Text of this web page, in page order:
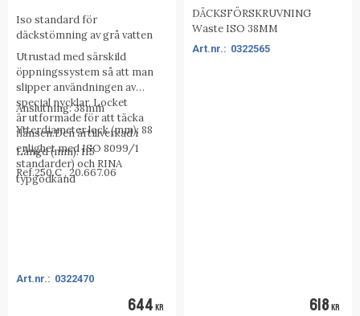
Iso standard för
däckstömning av grå vatten
Utrustad med särskild
öppningssystemså att man
slipperanvändningenav
special nycklar. Locket
ärutformade för att täcka
flänsen.Den ärtillverkad i
enlighet med ISO 8099/1
standarder) och RINA
typgodkänd
Anslutning: 38mm
Ytterdiameter lock (mm): 88
Längd (mm): 115
Ref.250.C , 20.667.06
0322470
644 KR
DÄCKSFÖRSKRUVNING
Waste ISO 38MM
0322565
618 KR